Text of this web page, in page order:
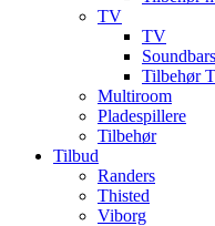
TV
TV
Soundbars
Tilbehør
Multiroom
Pladespillere
Tilbehør
Tilbud
Randers
Thisted
Viborg